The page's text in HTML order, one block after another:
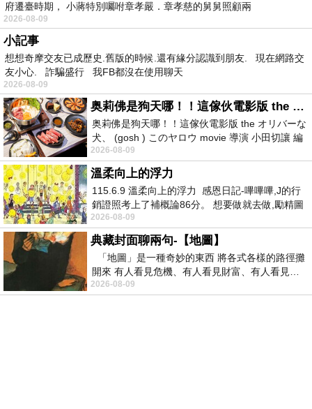
府遷臺時期， 小蔣特別囑咐章孝嚴．章孝慈的舅舅照顧兩
2026-08-09
小記事
想想奇摩交友已成歷史.舊版的時候.還有緣分認識到朋友. 現在網路交
友小心. 詐騙盛行 我FB都沒在使用聊天
2026-08-09
奥莉佛是狗天哪！！這傢伙電影版 the オリバーな犬、 (gosh ) このヤロウ movie
奥莉佛是狗天哪！！這傢伙電影版 the オリバーな
犬、 (gosh ) このヤロウ movie 導演 小田切讓 編
劇: 小田切讓 主演: 小田切讓
2026-08-09
溫柔向上的浮力
115.6.9 溫柔向上的浮力 感恩日記-嗶嗶嗶,J的行
銷證照考上了補概論86分。 想要做就去做,勵精圖
治大成功,也是表法,堅持和努力
2026-08-09
典藏封面聊兩句-【地圖】
「地圖」是一種奇妙的東西 將各式各樣的路徑攤
開來 有人看見危機、有人看見財富、有人看見…
從中可以發掘出不同的
2026-08-09